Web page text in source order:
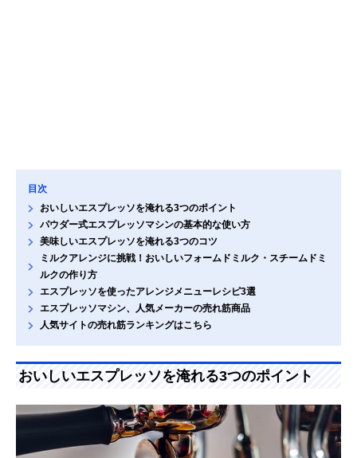
目次
おいしいエスプレッソを淹れる3つのポイント
パウダー式エスプレッソマシンの基本的な使い方
美味しいエスプレッソを淹れる3つのコツ
ミルクアレンジに挑戦！おいしいフォームドミルク・スチームドミ
ルクの作り方
エスプレッソを使ったアレンジメニューレシピ3選
エスプレッソマシン、人気メーカーの売れ筋商品
人気サイトの売れ筋ランキングはこちら
おいしいエスプレッソを淹れる3つのポイント